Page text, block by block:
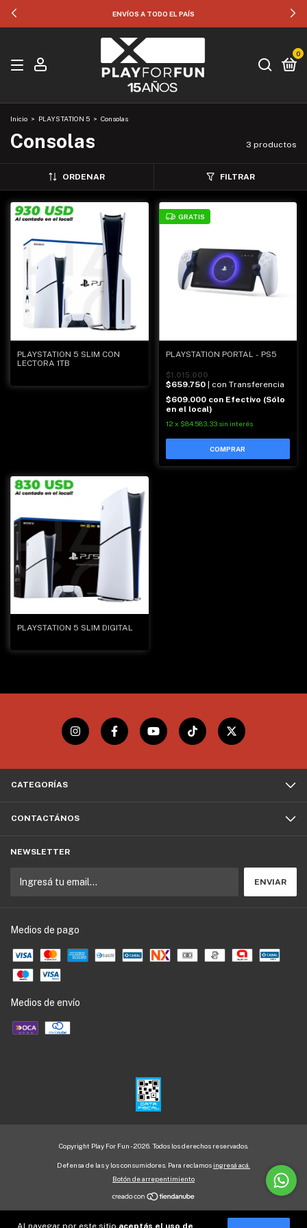
ENVÍOS A TODO EL PAÍS
0
Al navegar por este sitio aceptás el uso de
Inicio > PLAYSTATION 5 > Consolas
Consolas 3 productos
ORDENAR FILTRAR
PLAYSTATION 5 SLIM CON
LECTORA 1TB
GRATIS
PLAYSTATION PORTAL - PS5
$1.015.000
$659.750 | con Transferencia
$609.000 con Efectivo (Sólo
en el local)
12 x $84.583,33 sin interés
PLAYSTATION 5 SLIM DIGITAL
CATEGORÍAS
CONTACTÁNOS
NEWSLETTER
Medios de pago
Medios de envío
Copyright Play For Fun - 2026. Todos los derechos reservados.
Defensa de las y los consumidores. Para reclamos ingresá acá.
Botón de arrepentimiento